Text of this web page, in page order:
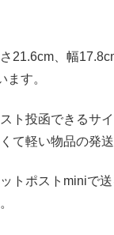
21.6cm、幅
ます。
ト投函できるサ
て軽い物品の発送
トポストminiで